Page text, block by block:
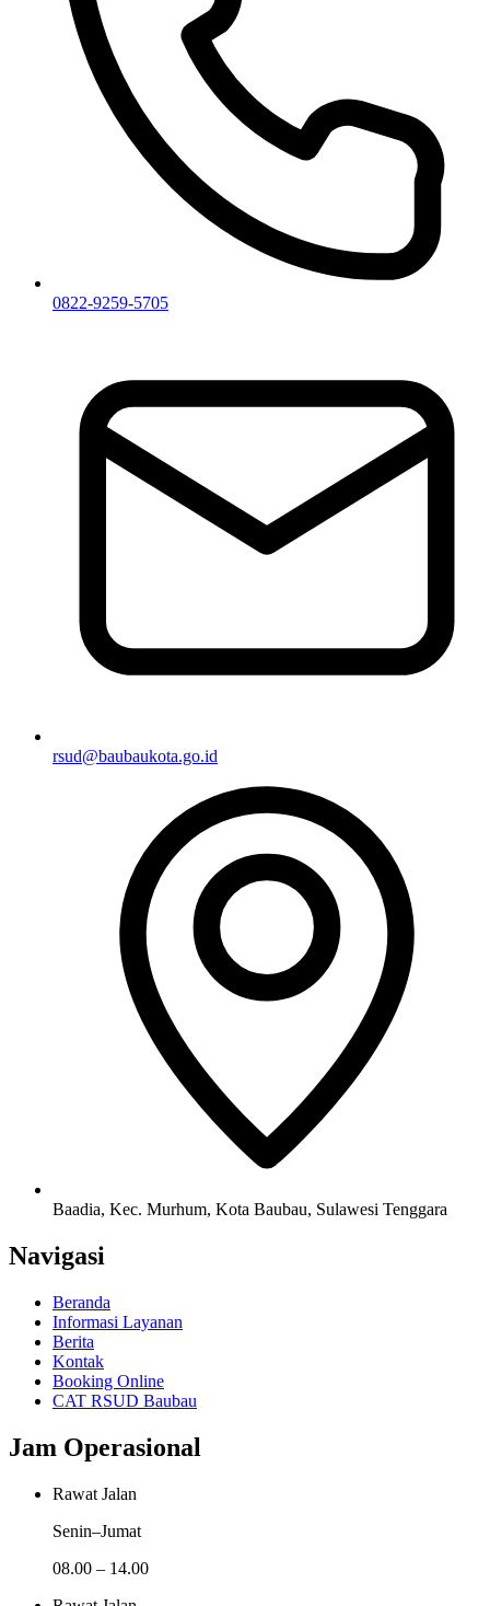
0822-9259-5705
rsud@baubaukota.go.id
Baadia, Kec. Murhum, Kota Baubau, Sulawesi Tenggara
Navigasi
Beranda
Informasi Layanan
Berita
Kontak
Booking Online
CAT RSUD Baubau
Jam Operasional
Rawat Jalan
Senin–Jumat
08.00 – 14.00